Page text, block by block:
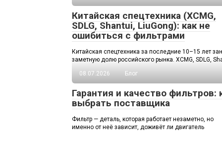
Китайская спецтехника (XCMG,
SDLG, Shantui, LiuGong): как не
ошибиться с фильтрами
Китайская спецтехника за последние 10–15 лет
заметную долю российского рынка. XCMG, SDLG,
08.07.2026
Блог
Гарантия и качество фильтров:
выбрать поставщика
Фильтр — деталь, которая работает незаметно, но
именно от неё зависит, доживёт ли двигатель